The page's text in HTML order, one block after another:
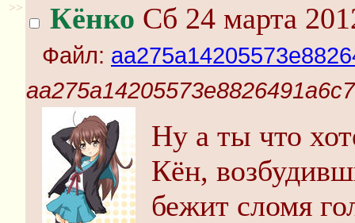
>> Кёнко Сб 24 марта
Файл:
Ну а ты что
Кён,
бежит сломя